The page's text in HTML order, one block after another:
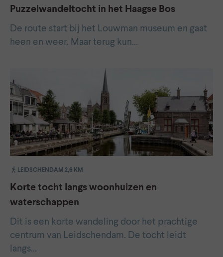
Puzzelwandeltocht in het Haagse Bos
De route start bij het Louwman museum en gaat
heen en weer. Maar terug kun…
LEIDSCHENDAM 2,6 KM
Korte tocht langs woonhuizen en
waterschappen
Dit is een korte wandeling door het prachtige
centrum van Leidschendam. De tocht leidt
langs…